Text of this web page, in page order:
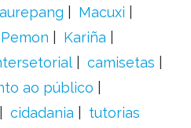
Macuxi
Pemon
Kariña
camisetas
ao público
cidadania tutorias